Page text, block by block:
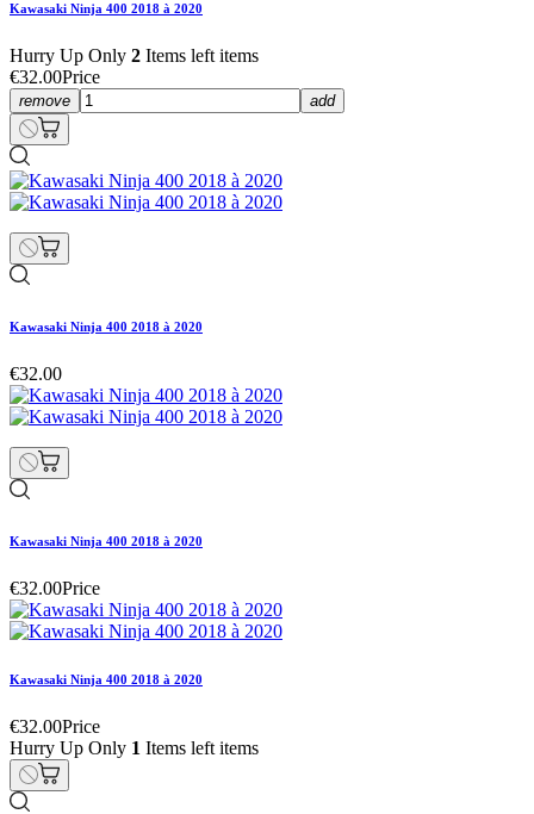
Kawasaki Ninja 400 2018 à 2020
Hurry Up Only 2 Items left items
€32.00Price
remove add
Kawasaki Ninja 400 2018 à 2020
€32.00
Kawasaki Ninja 400 2018 à 2020
€32.00Price
Kawasaki Ninja 400 2018 à 2020
€32.00Price
Hurry Up Only 1 Items left items